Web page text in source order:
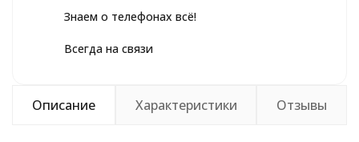
Знаем о телефонах всё!
Всегда на связи
Описание Характеристики Отзывы